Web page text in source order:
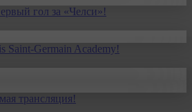
гол за «Челси»!
Saint-Germain Academy!
трансляция!